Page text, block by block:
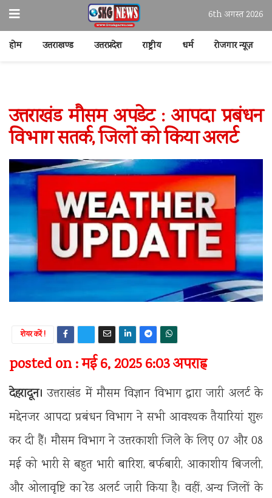
6th अगस्त 2026
होम उत्तराखण्ड उत्तरप्रदेश राष्ट्रीय धर्म रोजगार न्यूज़
उत्तराखंड मौसम अपडेट : आपदा प्रबंधन
विभाग सतर्क, जिलों को किया अलर्ट
शेयर करें !
posted on : मई 6, 2025 6:03 अपराह्न
देहरादून। उत्तराखंड में मौसम विज्ञान विभाग द्वारा जारी अलर्ट के
मद्देनजर आपदा प्रबंधन विभाग ने सभी आवश्यक तैयारियां शुरू
कर दी हैं। मौसम विभाग ने उत्तरकाशी जिले के लिए 07 और 08
मई को भारी से बहुत भारी बारिश, बर्फबारी, आकाशीय बिजली,
और ओलावृष्टि का रेड अलर्ट जारी किया है। वहीं, अन्य जिलों के